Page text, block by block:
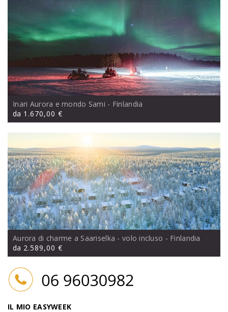
Inari Aurora e mondo Sami - Finlandia
da 1.670,00 €
Aurora di charme a Saariselka - volo incluso - Finlandia
da 2.589,00 €
IL MIO EASYWEEK